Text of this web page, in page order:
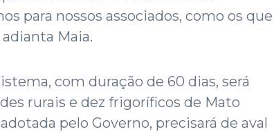
para nossos associados, como os que
Maia.
com duração de 60 dias, será
rurais e dez frigoríficos de Mato
pelo Governo, precisará de aval